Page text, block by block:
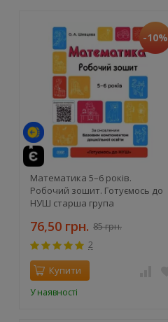
-10%
Математика 5–6 років.
Робочий зошит. Готуємось до
НУШ старша група
76,50 грн. 85 грн.
2
Купити
У наявності